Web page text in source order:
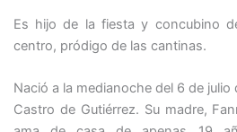
Es hijo de la fiesta y concubino
centro, pródigo de las cantinas.
Nació a la medianoche del 6 de julio
Castro de Gutiérrez. Su madre,